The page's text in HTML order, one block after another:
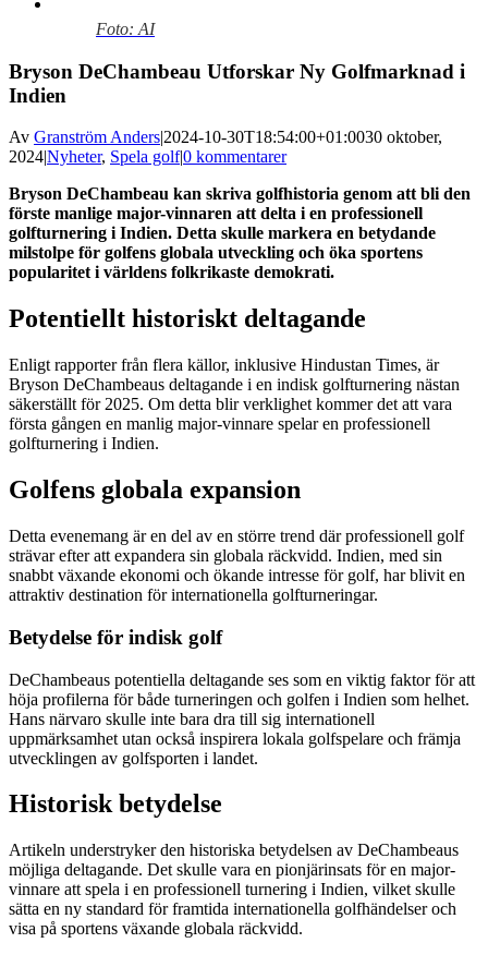
Foto: AI
Bryson DeChambeau Utforskar Ny Golfmarknad i
Indien
Av Granström Anders|2024-10-30T18:54:00+01:0030 oktober,
2024|Nyheter, Spela golf|0 kommentarer
Bryson DeChambeau kan skriva golfhistoria genom att bli den
förste manlige major-vinnaren att delta i en professionell
golfturnering i Indien. Detta skulle markera en betydande
milstolpe för golfens globala utveckling och öka sportens
popularitet i världens folkrikaste demokrati.
Potentiellt historiskt deltagande
Enligt rapporter från flera källor, inklusive Hindustan Times, är
Bryson DeChambeaus deltagande i en indisk golfturnering nästan
säkerställt för 2025. Om detta blir verklighet kommer det att vara
första gången en manlig major-vinnare spelar en professionell
golfturnering i Indien.
Golfens globala expansion
Detta evenemang är en del av en större trend där professionell golf
strävar efter att expandera sin globala räckvidd. Indien, med sin
snabbt växande ekonomi och ökande intresse för golf, har blivit en
attraktiv destination för internationella golfturneringar.
Betydelse för indisk golf
DeChambeaus potentiella deltagande ses som en viktig faktor för att
höja profilerna för både turneringen och golfen i Indien som helhet.
Hans närvaro skulle inte bara dra till sig internationell
uppmärksamhet utan också inspirera lokala golfspelare och främja
utvecklingen av golfsporten i landet.
Historisk betydelse
Artikeln understryker den historiska betydelsen av DeChambeaus
möjliga deltagande. Det skulle vara en pionjärinsats för en major-
vinnare att spela i en professionell turnering i Indien, vilket skulle
sätta en ny standard för framtida internationella golfhändelser och
visa på sportens växande globala räckvidd.